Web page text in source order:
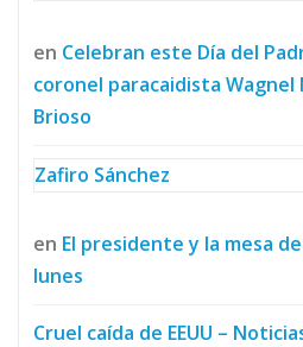
en Celebran este Día del
coronel paracaidista Wagnel
Brioso
Zafiro Sánchez
en El presidente y la mesa
lunes
Cruel caída de EEUU –